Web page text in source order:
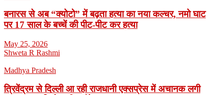
बनारस से अब “क्योटो” में बढ़ता हत्या का नया कल्चर, नमो घाट
पर 17 साल के बच्चें की पीट-पीट कर हत्या
May 25, 2026
Shweta R Rashmi
Madhya Pradesh
त्रिवेंद्रम से दिल्ली आ रही राजधानी एक्सप्रेस में अचानक लगी